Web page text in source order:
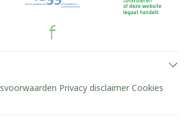
Privacy disclaimer Cookies